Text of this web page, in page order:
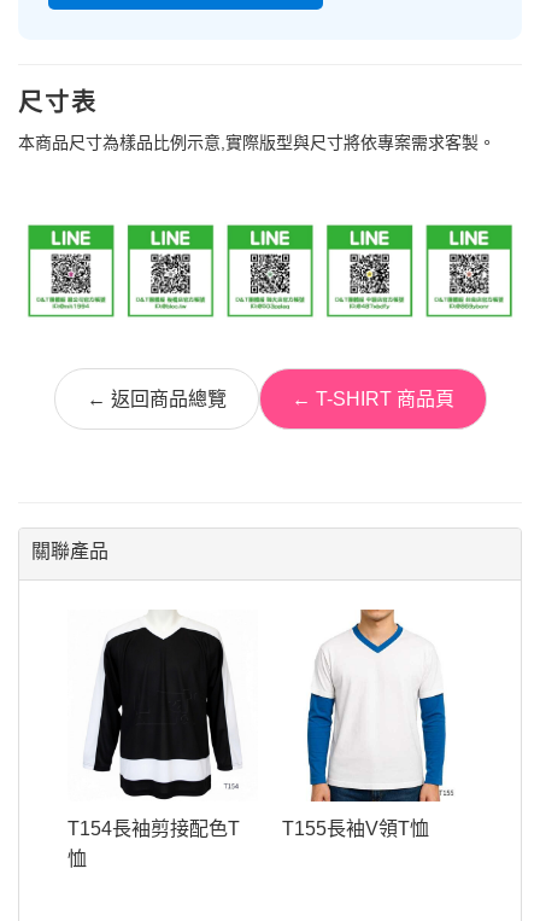
尺寸表
本商品尺寸為樣品比例示意,實際版型與尺寸將依專案需求客製。
← 返回商品總覽 ← T-SHIRT 商品頁
關聯產品
T154長袖剪接配色T
恤
T155長袖V領T恤